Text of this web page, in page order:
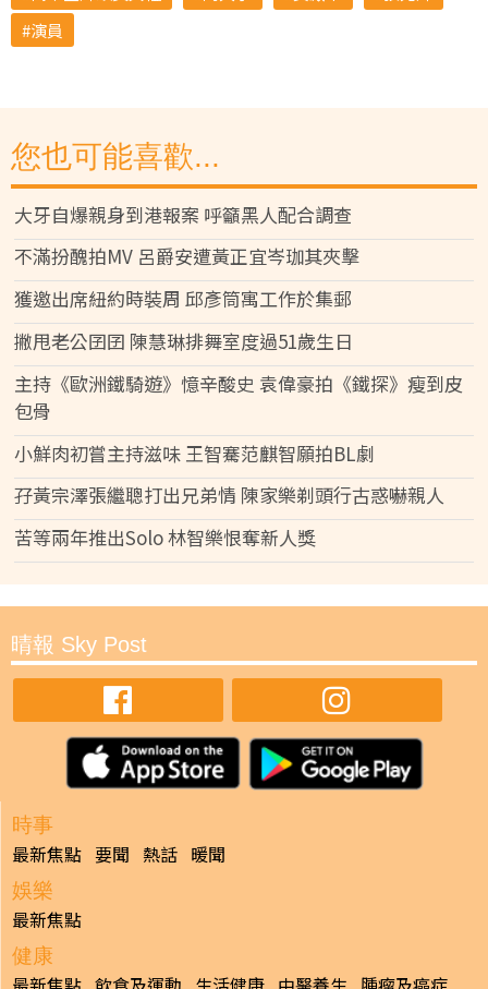
演員
您也可能喜歡...
大牙自爆親身到港報案 呼籲黑人配合調查
不滿扮醜拍MV 呂爵安遭黃正宜岑珈其夾擊
獲邀出席紐約時裝周 邱彥筒寓工作於集郵
撇甩老公囝囝 陳慧琳排舞室度過51歲生日
主持《歐洲鐵騎遊》憶辛酸史 袁偉豪拍《鐵探》瘦到皮
包骨
小鮮肉初嘗主持滋味 王智騫范麒智願拍BL劇
孖黃宗澤張繼聰打出兄弟情 陳家樂剃頭行古惑嚇親人
苦等兩年推出Solo 林智樂恨奪新人獎
晴報 Sky Post
時事
最新焦點 要聞 熱話 暖聞
娛樂
最新焦點
健康